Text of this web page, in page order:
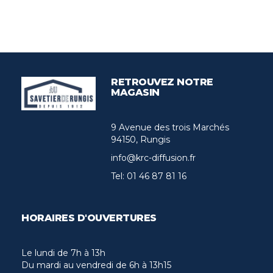
RETROUVEZ NOTRE
MAGASIN
9 Avenue des trois Marchés
94150, Rungis
info@krc-diffusion.fr
Tel: 01 46 87 81 16
HORAIRES D'OUVERTURES
Le lundi de 7h à 13h
Du mardi au vendredi de 6h à 13h15